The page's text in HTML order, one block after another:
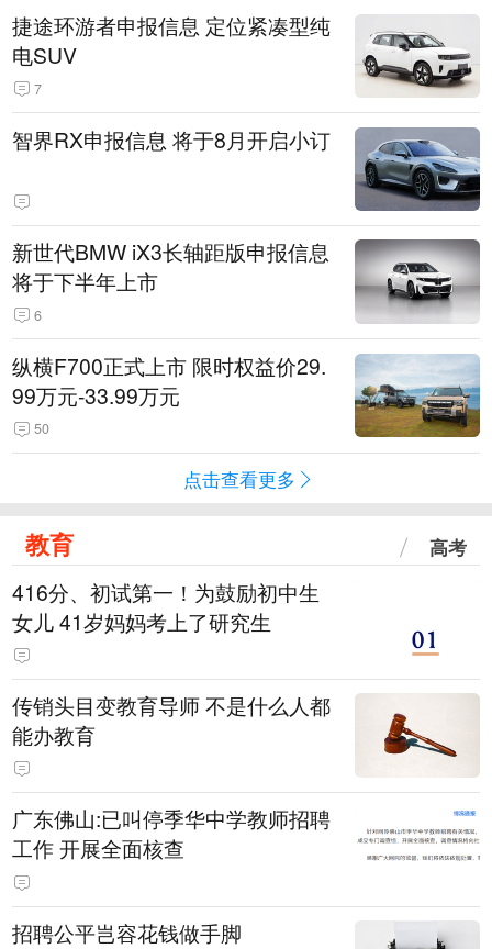
捷途环游者申报信息 定位紧凑型纯
电SUV
7
智界RX申报信息 将于8月开启小订
新世代BMW iX3长轴距版申报信息
将于下半年上市
6
纵横F700正式上市 限时权益价29.
99万元-33.99万元
50
点击查看更多
教育 高考
416分、初试第一！为鼓励初中生
女儿 41岁妈妈考上了研究生
传销头目变教育导师 不是什么人都
能办教育
广东佛山:已叫停季华中学教师招聘
工作 开展全面核查
招聘公平岂容花钱做手脚